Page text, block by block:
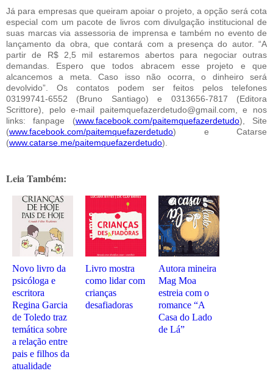
Já para empresas que queiram apoiar o projeto, a opção será cota
especial com um pacote de livros com divulgação institucional de
suas marcas via assessoria de imprensa e também no evento de
lançamento da obra, que contará com a presença do autor. “A
partir de R$ 2,5 mil estaremos abertos para negociar outras
demandas. Espero que todos abracem esse projeto e que
alcancemos a meta. Caso isso não ocorra, o dinheiro será
devolvido”. Os contatos podem ser feitos pelos telefones
03199741-6552 (Bruno Santiago) e 0313656-7817 (Editora
Scrittore), pelo e-mail paitemquefazerdetudo@gmail.com, e nos
links: fanpage (www.facebook.com/paitemquefazerdetudo), Site
(www.facebook.com/paitemquefazerdetudo) e Catarse
(www.catarse.me/paitemquefazerdetudo).
Leia Também:
Novo livro da
psicóloga e
escritora
Regina Garcia
de Toledo traz
temática sobre
a relação entre
pais e filhos da
atualidade
Livro mostra
como lidar com
crianças
desafiadoras
Autora mineira
Mag Moa
estreia com o
romance “A
Casa do Lado
de Lá”